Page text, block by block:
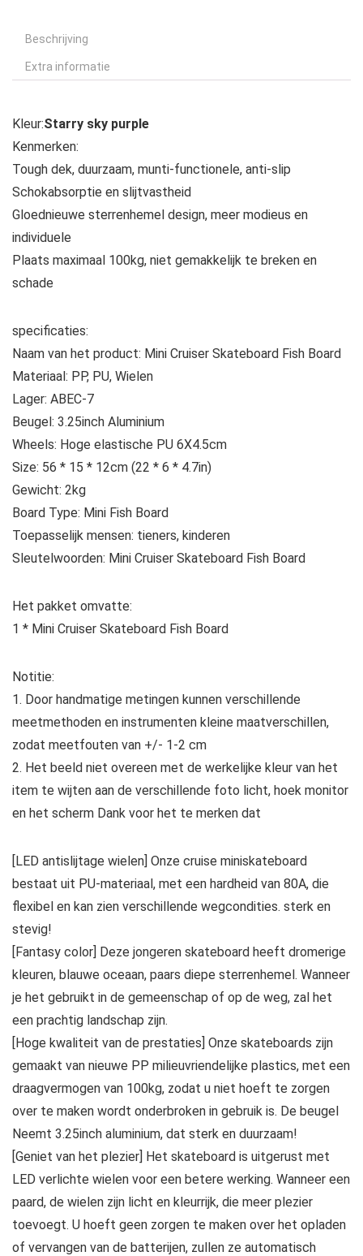
Beschrijving
Extra informatie
Kleur:Starry sky purple
Kenmerken:
Tough dek, duurzaam, munti-functionele, anti-slip
Schokabsorptie en slijtvastheid
Gloednieuwe sterrenhemel design, meer modieus en
individuele
Plaats maximaal 100kg, niet gemakkelijk te breken en
schade
specificaties:
Naam van het product: Mini Cruiser Skateboard Fish Board
Materiaal: PP, PU, ​​Wielen
Lager: ABEC-7
Beugel: 3.25inch Aluminium
Wheels: Hoge elastische PU 6X4.5cm
Size: 56 * 15 * 12cm (22 * 6 * 4.7in)
Gewicht: 2kg
Board Type: Mini Fish Board
Toepasselijk mensen: tieners, kinderen
Sleutelwoorden: Mini Cruiser Skateboard Fish Board
Het pakket omvatte:
1 * Mini Cruiser Skateboard Fish Board
Notitie:
1. Door handmatige metingen kunnen verschillende
meetmethoden en instrumenten kleine maatverschillen,
zodat meetfouten van +/- 1-2 cm
2. Het beeld niet overeen met de werkelijke kleur van het
item te wijten aan de verschillende foto licht, hoek monitor
en het scherm Dank voor het te merken dat
[LED antislijtage wielen] Onze cruise miniskateboard
bestaat uit PU-materiaal, met een hardheid van 80A, die
flexibel en kan zien verschillende wegcondities. sterk en
stevig!
[Fantasy color] Deze jongeren skateboard heeft dromerige
kleuren, blauwe oceaan, paars diepe sterrenhemel. Wanneer
je het gebruikt in de gemeenschap of op de weg, zal het
een prachtig landschap zijn.
[Hoge kwaliteit van de prestaties] Onze skateboards zijn
gemaakt van nieuwe PP milieuvriendelijke plastics, met een
draagvermogen van 100kg, zodat u niet hoeft te zorgen
over te maken wordt onderbroken in gebruik is. De beugel
Neemt 3.25inch aluminium, dat sterk en duurzaam!
[Geniet van het plezier] Het skateboard is uitgerust met
LED verlichte wielen voor een betere werking. Wanneer een
paard, de wielen zijn licht en kleurrijk, die meer plezier
toevoegt. U hoeft geen zorgen te maken over het opladen
of vervangen van de batterijen, zullen ze automatisch